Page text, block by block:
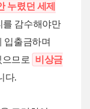
누렸던 세제
를 감수해야만
입출금하며
므로
비상금
다.